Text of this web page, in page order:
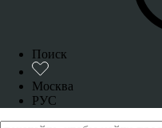
Поиск
Москва
РУС